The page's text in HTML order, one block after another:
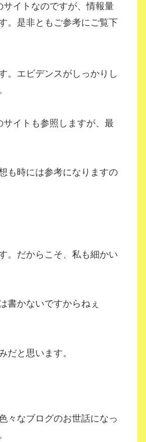
イトなのですが、情報量
。是非ともご参考にご覧下
。エビデンスがしっかりし
イトも参照しますが、最
も時には参考になりますの
。だからこそ、私も細かい
書かないですからねぇ
と思います。
々なブログのお世話になっ